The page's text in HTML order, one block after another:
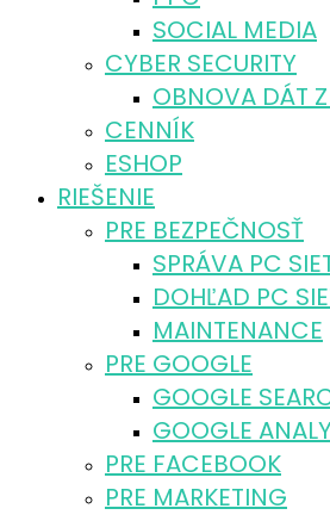
SOCIAL MEDIA
CYBER SECURITY
OBNOVA DÁT
CENNÍK
ESHOP
RIEŠENIE
PRE BEZPEČNOSŤ
SPRÁVA PC
DOHĽAD PC
MAINTENANCE
PRE GOOGLE
GOOGLE
GOOGLE
PRE FACEBOOK
PRE MARKETING